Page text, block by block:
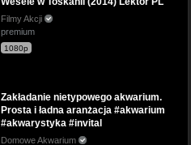
Filmy Akcji
premium
1080p
Zakładanie nietypowego akwarium.
Prosta i ładna aranżacja #akwarium
#akwarystyka #invital
Domowe Akwarium